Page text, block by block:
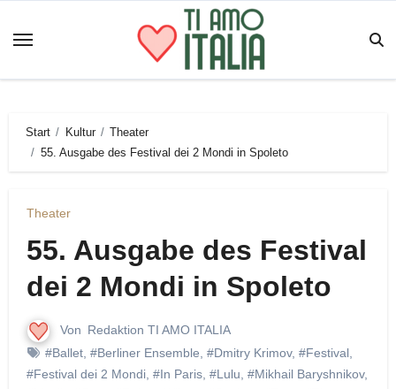
Inhalt
Start Kultur
Theater
55. Ausgabe des Festival dei 2 Mondi in Spoleto
Theater
55. Ausgabe des Festival
dei 2 Mondi in Spoleto
Von Redaktion TI AMO ITALIA
#Ballet, #Berliner Ensemble #Dmitry Krimov, #Festival,
#Festival dei 2 Mondi, #In Paris, #Lulu #Mikhail Baryshnikov,